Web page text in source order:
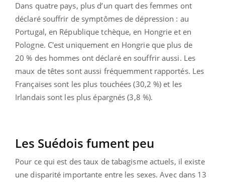
Dans quatre pays, plus d’un quart des femmes ont
déclaré souffrir de symptômes de dépression : au
Portugal, en République tchèque, en Hongrie et en
Pologne. C'est uniquement en Hongrie que plus de
20 % des hommes ont déclaré en souffrir aussi. Les
maux de têtes sont aussi fréquemment rapportés. Les
Françaises sont les plus touchées(30,2 %) et les
Irlandais sont les plus épargnés (3,8 %).
Les Suédois fument peu
Pour ce qui est des taux de tabagisme actuels, il existe
une disparité importante entre les sexes. Avec dans 13